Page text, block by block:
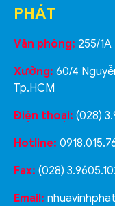
PHÁT
Văn phòng: 255/
Xưởng: 60/4
Tp.HCM
Điện thoại: (028)
Hotline:
Fax: (028)
Email: